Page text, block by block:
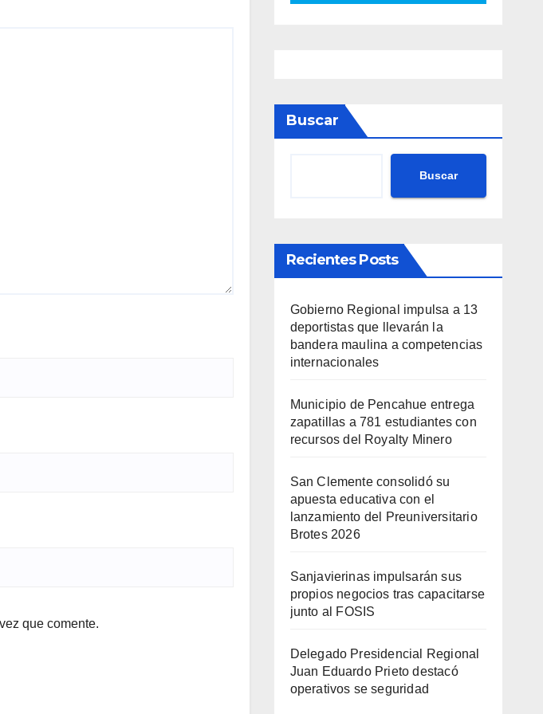
que comente.
Buscar
Buscar
Recientes Posts
Gobierno Regional impulsa a 13
deportistas que llevarán la
bandera maulina a competencias
internacionales
Municipio de Pencahue entrega
zapatillas a 781 estudiantes con
recursos del Royalty Minero
San Clemente consolidó su
apuesta educativa con el
lanzamiento del Preuniversitario
Brotes 2026
Sanjavierinas impulsarán sus
propios negocios tras capacitarse
junto al FOSIS
Delegado Presidencial Regional
Juan Eduardo Prieto destacó
operativos se seguridad